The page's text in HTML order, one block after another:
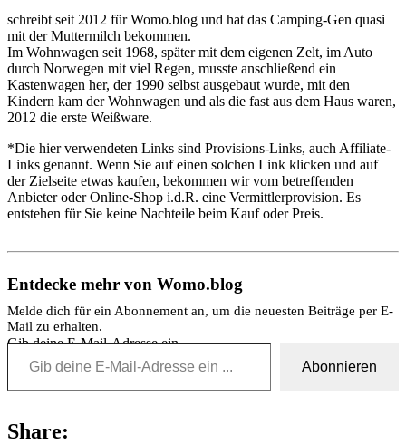
schreibt seit 2012 für Womo.blog und hat das Camping-Gen quasi
mit der Muttermilch bekommen.
Im Wohnwagen seit 1968, später mit dem eigenen Zelt, im Auto
durch Norwegen mit viel Regen, musste anschließend ein
Kastenwagen her, der 1990 selbst ausgebaut wurde, mit den
Kindern kam der Wohnwagen und als die fast aus dem Haus waren,
2012 die erste Weißware.
*Die hier verwendeten Links sind Provisions-Links, auch Affiliate-
Links genannt. Wenn Sie auf einen solchen Link klicken und auf
der Zielseite etwas kaufen, bekommen wir vom betreffenden
Anbieter oder Online-Shop i.d.R. eine Vermittlerprovision. Es
entstehen für Sie keine Nachteile beim Kauf oder Preis.
Entdecke mehr von Womo.blog
Melde dich für ein Abonnement an, um die neuesten Beiträge per E-
Mail zu erhalten.
Gib deine E-Mail-Adresse ein ...
Abonnieren
Share: